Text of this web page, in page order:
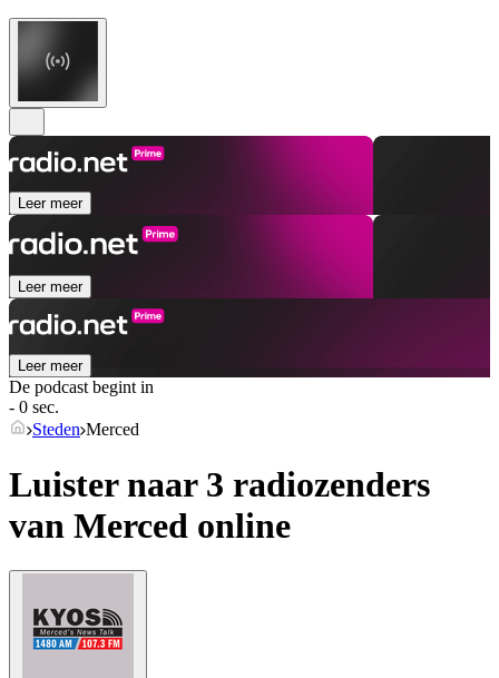
Leer meer
Leer meer
Leer meer
De podcast begint in
- 0 sec.
Steden Merced
Luister naar 3 radiozenders
van Merced online